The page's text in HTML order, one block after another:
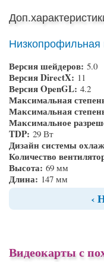
Низкопрофильная
Версия шейдеров: 5.0
Версия DirectX: 11
Версия OpenGL: 4.2
Максимальная
Максимальная
Максимальное
TDP: 29 Вт
Дизайн системы
Количество
Высота: 69 мм
Длина: 147 мм
‹
Видеокарты с